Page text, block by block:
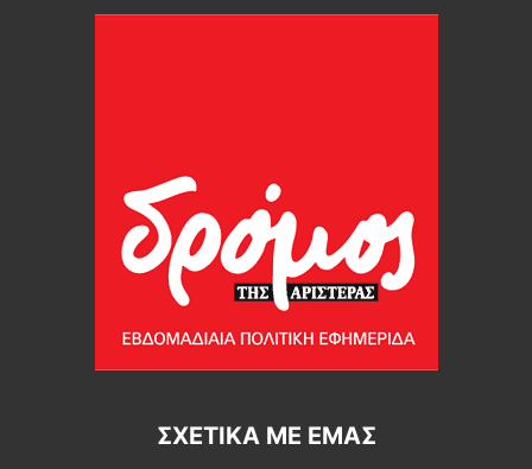
ΣΧΕΤΙΚΆ ΜΕ ΕΜΆΣ